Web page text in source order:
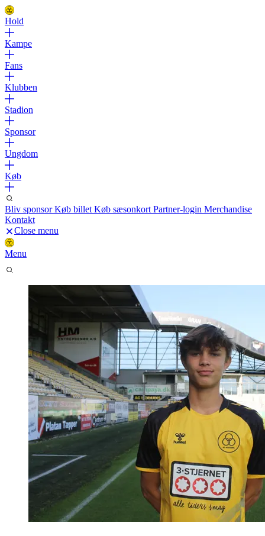
Hold
Kampe
Fans
Klubben
Stadion
Sponsor
Ungdom
Køb
Bliv sponsorKøb billet Køb sæsonkort Partner-login Merchandise
Kontakt
Close menu
Menu